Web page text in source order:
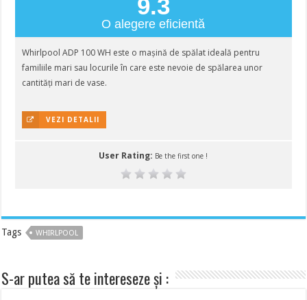
9.3
O alegere eficientă
Whirlpool ADP 100 WH este o mașină de spălat ideală pentru
familiile mari sau locurile în care este nevoie de spălarea unor
cantități mari de vase.
VEZI DETALII
User Rating: Be the first one !
Tags WHIRLPOOL
S-ar putea să te intereseze și :